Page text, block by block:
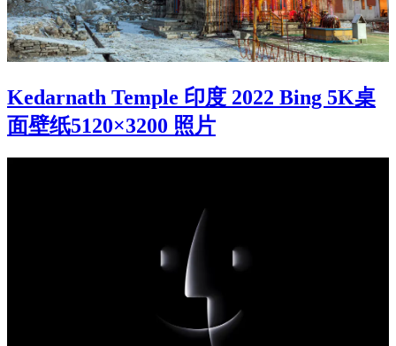
Kedarnath Temple 印度 2022 Bing 5K桌
面壁纸5120×3200 照片